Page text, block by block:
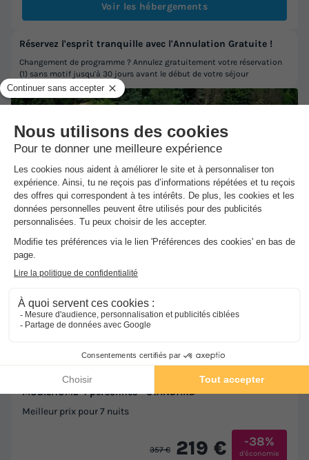
Voir les hébergements
Avis clients
9.3/10
MOBILHOME 4 personnes - STANDARD
Meilleur prix pour 7 nuits
357 € 219 € -38%
d'économie
Réservez l'esprit tranquille avec l'Annulation Gratuite !
Changement de programme ? Annulez gratuitement votre réservation
(1) sans motif jusqu'à 30 jours avant le début de votre séjour